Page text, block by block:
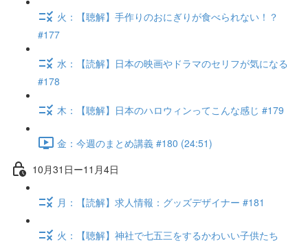
火：【聴解】手作りのおにぎりが食べられない！？
#177
水：【読解】日本の映画やドラマのセリフが気になる
#178
木：【聴解】日本のハロウィンってこんな感じ #179
金：今週のまとめ講義 #180 (24:51)
10月31日ー11月4日
月：【読解】求人情報：グッズデザイナー #181
火：【聴解】神社で七五三をするかわいい子供たち